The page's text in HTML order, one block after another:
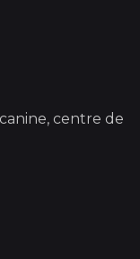
centre de